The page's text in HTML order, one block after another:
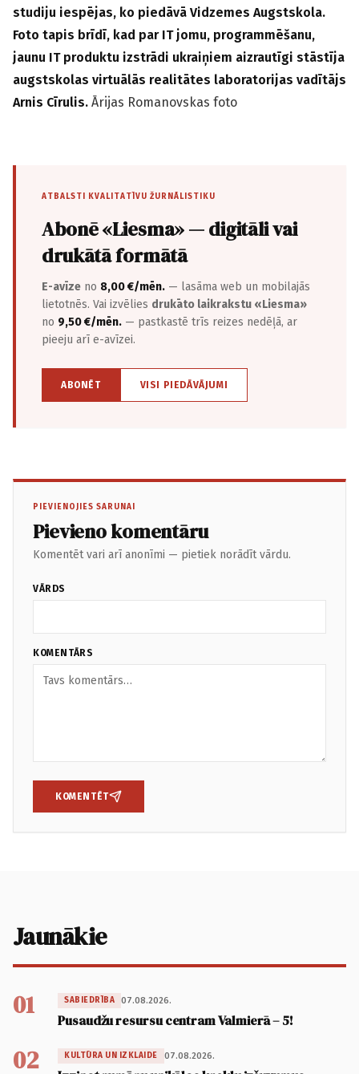
studiju iespējas, ko piedāvā Vidzemes Augstskola.
Foto tapis brīdī, kad par IT jomu, programmēšanu,
jaunu IT produktu izstrādi ukraiņiem aizrautīgi stāstīja
augstskolas virtuālās realitātes laboratorijas vadītājs
Arnis Cīrulis. Ārijas Romanovskas foto
ATBALSTI KVALITATĪVU ŽURNĀLISTIKU
Abonē «Liesma» — digitāli vai
drukātā formātā
E-avīze no 8,00 €/mēn. — lasāma web un mobilajās
lietotnēs. Vai izvēlies drukāto laikrakstu «Liesma»
no 9,50 €/mēn. — pastkastē trīs reizes nedēļā, ar
pieeju arī e-avīzei.
ABONĒT VISI PIEDĀVĀJUMI
PIEVIENOJIES SARUNAI
Pievieno komentāru
Komentēt vari arī anonīmi — pietiek norādīt vārdu.
VĀRDS
KOMENTĀRS
KOMENTĒT
Jaunākie
01 SABIEDRĪBA 07.08.2026.
Pusaudžu resursu centram Valmierā – 5!
02 KULTŪRA UN IZKLAIDE 07.08.2026.